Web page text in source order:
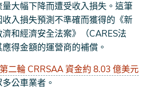
大幅下降而遭受收入損失。這筆
入損失預測不準確而獲得的《新
和經濟安全法案》（CARES法
得金額的運營商的補償。
二輪 CRRSAA 資金約 8.03 億美元
公車業者。